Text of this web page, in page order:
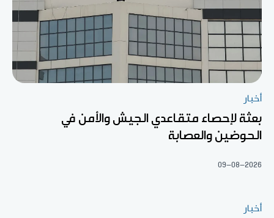
أخبار
بعثة لإحصاء متقاعدي الجيش والأمن في
الحوضين والعصابة
09-08-2026
أخبار